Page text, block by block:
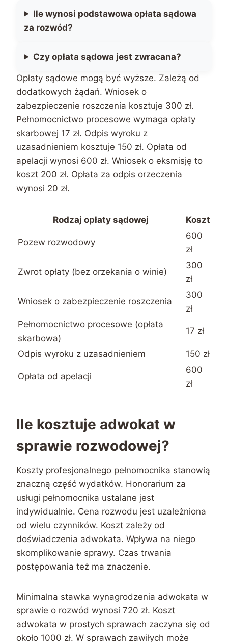
Ile wynosi podstawowa opłata sądowa
za rozwód?
Czy opłata sądowa jest zwracana?
Opłaty sądowe mogą być wyższe. Zależą od
dodatkowych żądań. Wniosek o
zabezpieczenie roszczenia kosztuje 300 zł.
Pełnomocnictwo procesowe wymaga opłaty
skarbowej 17 zł. Odpis wyroku z
uzasadnieniem kosztuje 150 zł. Opłata od
apelacji wynosi 600 zł. Wniosek o eksmisję to
koszt 200 zł. Opłata za odpis orzeczenia
wynosi 20 zł.
Rodzaj opłaty sądowej Koszt
Pozew rozwodowy
600
zł
Zwrot opłaty (bez orzekania o winie)
300
zł
Wniosek o zabezpieczenie roszczenia
300
zł
Pełnomocnictwo procesowe (opłata
skarbowa)
17 zł
Odpis wyroku z uzasadnieniem 150 zł
Opłata od apelacji
600
zł
Ile kosztuje adwokat w
sprawie rozwodowej?
Koszty profesjonalnego pełnomocnika stanowią
znaczną część wydatków. Honorarium za
usługi pełnomocnika ustalane jest
indywidualnie. Cena rozwodu jest uzależniona
od wielu czynników. Koszt zależy od
doświadczenia adwokata. Wpływa na niego
skomplikowanie sprawy. Czas trwania
postępowania też ma znaczenie.
Minimalna stawka wynagrodzenia adwokata w
sprawie o rozwód wynosi 720 zł. Koszt
adwokata w prostych sprawach zaczyna się od
około 1000 zł. W sprawach zawiłych może